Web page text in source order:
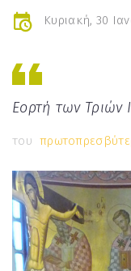
Κυριακή, 30
Εορτή των Τριών
του